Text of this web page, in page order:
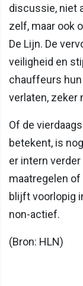
discussie, niet
zelf, maar ook
De Lijn. De
veiligheid en
chauffeurs
verlaten, zeker
Of de
betekent, is
er intern
maatregelen
blijft voorlopig
non-actief.
(Bron: HLN)